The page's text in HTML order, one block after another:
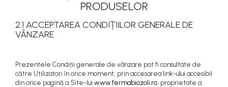
PRODUSELOR
2.1 ACCEPTAREA CONDIȚIILOR GENERALE DE
VÂNZARE
Prezentele Condiții generale de vânzare pot fi consultate de
către Utilizatori în orice moment, prin accesarea link-ului accesibil
din orice pagină a Site-lui www.fermabiozoli.ro, proprietate a